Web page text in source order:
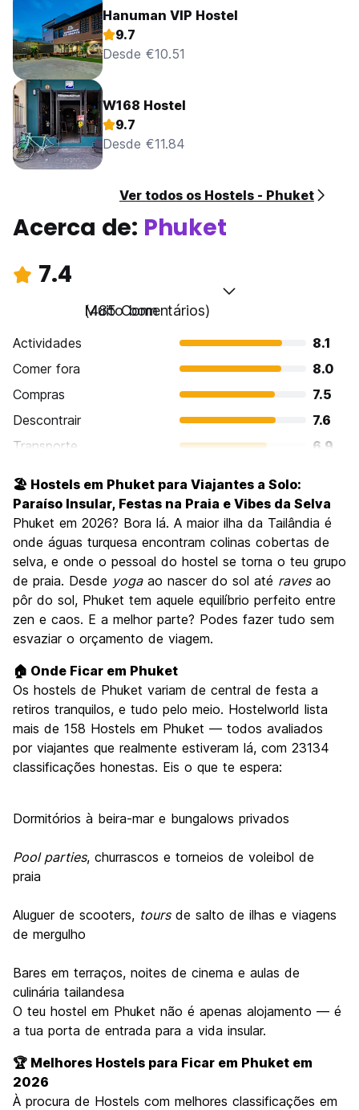
Hanuman VIP Hostel
9.7
Desde €10.51
W168 Hostel
9.7
Desde €11.84
Ver todos os Hostels - Phuket
Acerca de: Phuket
7.4
Muito bom
(485 Comentários)
Actividades
8.1
Comer fora
8.0
Compras
7.5
Descontrair
7.6
Transporte
6.9
Cultura
6.3
Festas / vida noturna
8.2
Custo-beneficio
7.1
🏖️ Hostels em Phuket para Viajantes a Solo:
Paraíso Insular, Festas na Praia e Vibes da Selva
Phuket em 2026? Bora lá. A maior ilha da Tailândia é
onde águas turquesa encontram colinas cobertas de
selva, e onde o pessoal do hostel se torna o teu grupo
de praia. Desde yogaao nascer do sol até ravesao
pôr do sol, Phuket tem aquele equilíbrio perfeito entre
zen e caos. E a melhor parte? Podes fazer tudo sem
esvaziar o orçamento de viagem.
🏠 Onde Ficar em Phuket
Os hostels de Phuket variam de central de festa a
retiros tranquilos, e tudo pelo meio. Hostelworld lista
mais de 158 Hostels em Phuket — todos avaliados
por viajantes que realmente estiveram lá, com 23134
classificações honestas. Eis o que te espera:
Dormitórios à beira-mar e bungalows privados
Pool parties, churrascos e torneios de voleibol de
praia
Aluguer de scooters, toursde salto de ilhas e viagens
de mergulho
Bares em terraços, noites de cinema e aulas de
culinária tailandesa
O teu hostel em Phuket não é apenas alojamento — é
a tua porta de entrada para a vida insular.
🏆 Melhores Hostels para Ficar em Phuket em
2026
À procura de Hostels com melhores classificações em